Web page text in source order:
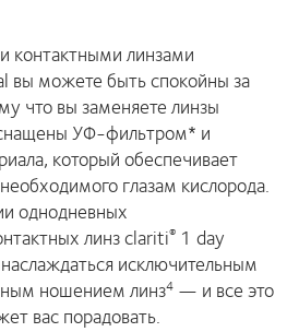
контактными линзами
можете быть спокойны за
что вы заменяете линзы
УФ-фильтром* и
который обеспечивает
глазам кислорода.
однодневных
линз clariti® 1 day
исключительным
ношением линз4 — и все это
вас порадовать.